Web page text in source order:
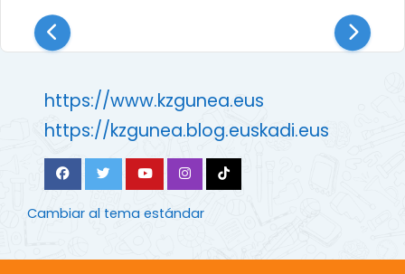
https://www.kzgunea.eus
https://kzgunea.blog.euskadi.eus
Cambiar al tema estándar